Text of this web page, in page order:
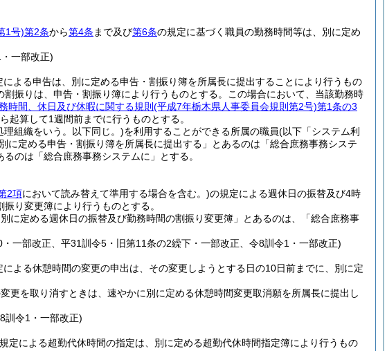
1号)第2条から第4条 まで及び第6条の規定に基づく職員の勤務時間等は、別に定め
一部改正)
による申告は、別に定める申告・割振り簿を所属長に提出することにより行うもの
振りは、申告・割振り簿により行うものとする。
この場合において、当該勤務時
時間、休日及び休暇に関する規則 (平成7年栃木県人事委員会規則第2号)第1条の3
起算して1週間前までに行うものとする。
組織をいう。以下同じ。)を利用することができる所属の職員(以下「システム利
に定める申告・割振り簿を所属長に提出する」とあるのは「総合庶務事務システ
のは「総合庶務事務システムに」とする。
2項において読み替えて準用する場合を含む。)の規定による週休日の振替及び4時
り変更簿により行うものとする。
に定める週休日の振替及び勤務時間の割振り変更簿」とあるのは、「総合庶務事
一部改正、平31訓令5・旧第11条の2繰下・一部改正、令8訓令1・一部改正)
による休憩時間の変更の申出は、その変更しようとする日の10日前までに、別に定
更を取り消すときは、速やかに別に定める休憩時間変更取消願を所属長に提出し
訓令1・一部改正)
定による超勤代休時間の指定は、別に定める超勤代休時間指定簿により行うもの